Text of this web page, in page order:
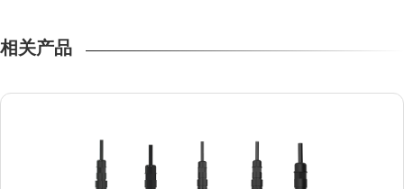
相关产品